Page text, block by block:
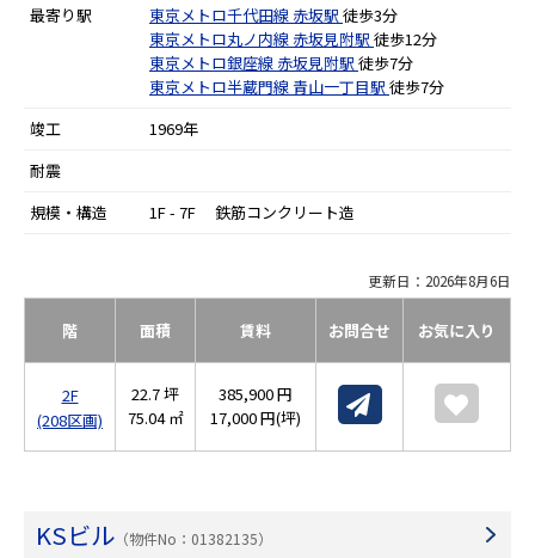
最寄り駅
東京メトロ千代田線 赤坂駅 徒歩3分
東京メトロ丸ノ内線 赤坂見附駅 徒歩12分
東京メトロ銀座線 赤坂見附駅 徒歩7分
東京メトロ半蔵門線青山一丁目駅 徒歩7分
竣工
1969年
耐震
規模・構造
1F - 7F 鉄筋コンクリート造
更新日：2026年8月6日
階 面積 賃料 お問合せ お気に入り
2F
(208区画)
22.7 坪
75.04 ㎡
385,900 円
17,000 円(坪)
KSビル （物件No：01382135）